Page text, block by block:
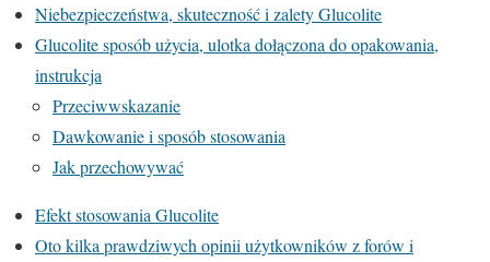
Niebezpieczeństwa, skuteczność i zalety Glucolite
Glucolite sposób użycia, ulotka dołączona do opakowania,
instrukcja
Przeciwwskazanie
Dawkowanie i sposób stosowania
Jak przechowywać
Efekt stosowania Glucolite
Oto kilka prawdziwych opinii użytkowników z forów i